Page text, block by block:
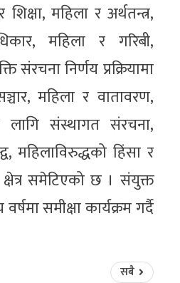
महिला र अर्थतन्त्र,
महिला र गरिबी,
संरचना निर्णय प्रक्रियामा
महिला र वातावरण,
लागि संस्थागत संरचना,
महिलाविरुद्धको हिंसा र
समेटिएको छ । संयुक्त
समीक्षा कार्यक्रम गर्दै
सबै